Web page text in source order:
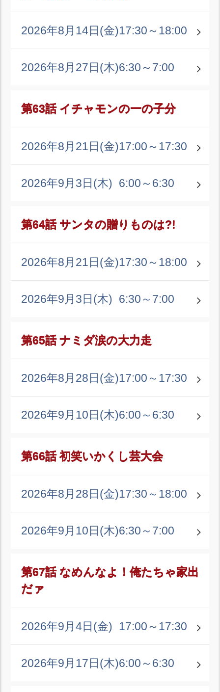
2026年8月14日(金)17:30～18:00
2026年8月27日(木)6:30～7:00
第63話 イチャモンの一の子分
2026年8月21日(金)17:00～17:30
2026年9月3日(木) 6:00～6:30
第64話 サンタの贈りものは?!
2026年8月21日(金)17:30～18:00
2026年9月3日(木) 6:30～7:00
第65話 ナミダ涙の大力走
2026年8月28日(金)17:00～17:30
2026年9月10日(木)6:00～6:30
第66話 初笑いかくし芸大会
2026年8月28日(金)17:30～18:00
2026年9月10日(木)6:30～7:00
第67話 なめんなよ！俺たちゃ家出
だァ
2026年9月4日(金) 17:00～17:30
2026年9月17日(木)6:00～6:30